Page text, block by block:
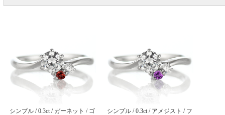
シンプル / 0.3ct / ガーネット / ゴ
シンプル / 0.3ct / アメジスト / フ